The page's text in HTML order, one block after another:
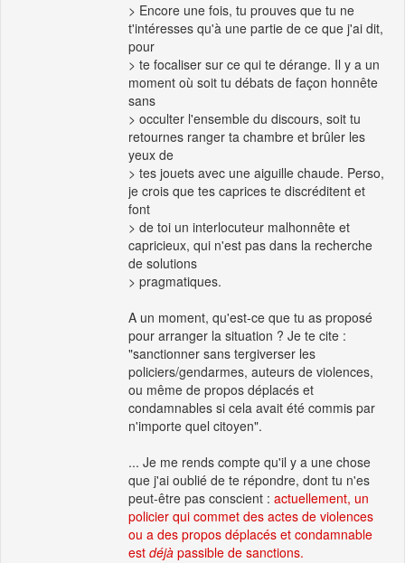
> Encore une fois, tu prouves que tu ne
t'intéresses qu'à une partie de ce que j'ai dit,
pour
> te focaliser sur ce qui te dérange. Il y a un
moment où soit tu débats de façon honnête
sans
> occulter l'ensemble du discours, soit tu
retournes ranger ta chambre et brûler les
yeux de
> tes jouets avec une aiguille chaude. Perso,
je crois que tes caprices te discréditent et
font
> de toi un interlocuteur malhonnête et
capricieux, qui n'est pas dans la recherche
de solutions
> pragmatiques.
A un moment, qu'est-ce que tu as proposé
pour arranger la situation ? Je te cite :
"sanctionner sans tergiverser les
policiers/gendarmes, auteurs de violences,
ou même de propos déplacés et
condamnables si cela avait été commis par
n'importe quel citoyen".
... Je me rends compte qu'il y a une chose
que j'ai oublié de te répondre, dont tu n'es
peut-être pas conscient : actuellement, un
policier qui commet des actes de violences
ou a des propos déplacés et condamnable
est déjà passible de sanctions.